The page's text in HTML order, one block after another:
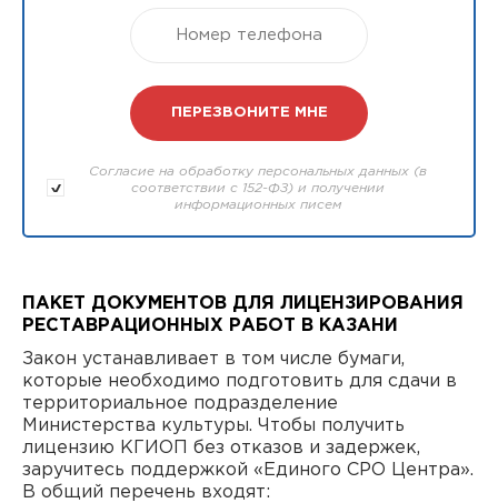
Согласие на обработку персональных данных (в
соответствии с 152-ФЗ) и получении
информационных писем
ПАКЕТ ДОКУМЕНТОВ ДЛЯ ЛИЦЕНЗИРОВАНИЯ
РЕСТАВРАЦИОННЫХ РАБОТ В КАЗАНИ
Закон устанавливает в том числе бумаги,
которые необходимо подготовить для сдачи в
территориальное подразделение
Министерства культуры. Чтобы получить
лицензию КГИОП без отказов и задержек,
заручитесь поддержкой «Единого СРО Центра».
В общий перечень входят: